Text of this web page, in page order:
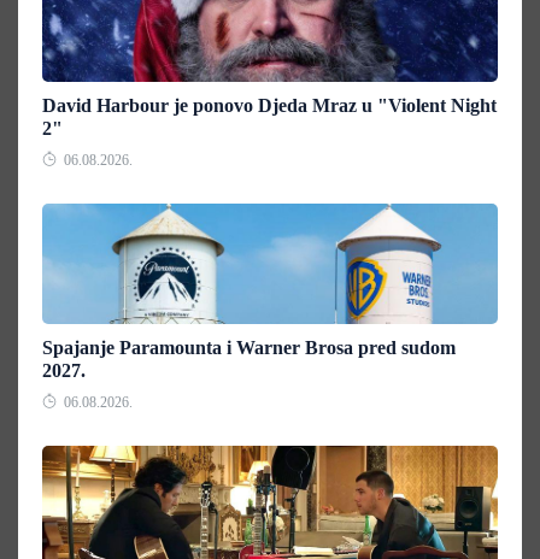
David Harbour je ponovo Djeda Mraz u "Violent Night
2"
06.08.2026.
Spajanje Paramounta i Warner Brosa pred sudom
2027.
06.08.2026.